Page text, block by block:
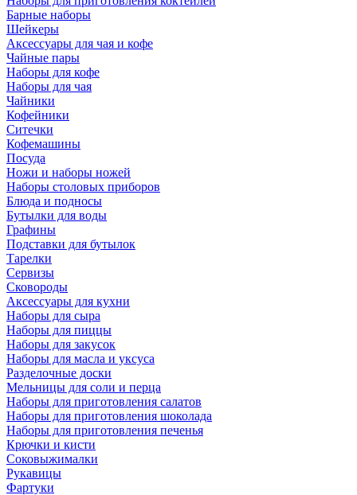
Барные наборы
Шейкеры
Аксессуары для чая и кофе
Чайные пары
Наборы для кофе
Наборы для чая
Чайники
Кофейники
Ситечки
Кофемашины
Посуда
Ножи и наборы ножей
Наборы столовых приборов
Блюда и подносы
Бутылки для воды
Графины
Подставки для бутылок
Тарелки
Сервизы
Сковороды
Аксессуары для кухни
Наборы для сыра
Наборы для пиццы
Наборы для закусок
Наборы для масла и уксуса
Разделочные доски
Мельницы для соли и перца
Наборы для приготовления салатов
Наборы для приготовления шоколада
Наборы для приготовления печенья
Крючки и кисти
Соковыжималки
Рукавицы
Фартуки